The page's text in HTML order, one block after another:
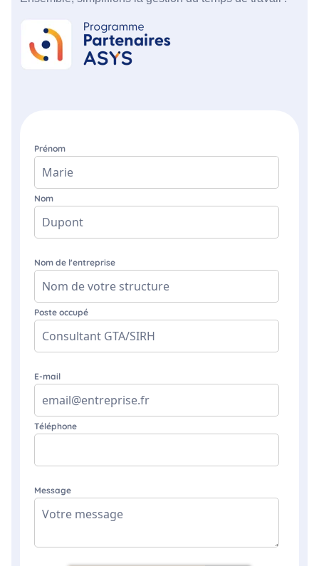
Prénom
Nom
Nom de l'entreprise
Poste occupé
E-mail
Téléphone
Message